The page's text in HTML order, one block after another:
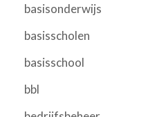
basisonderwijs
basisscholen
basisschool
bbl